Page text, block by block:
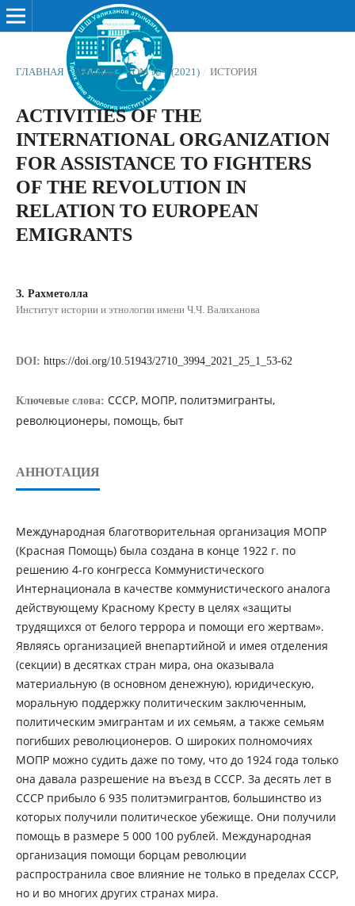
ГЛАВНАЯ / АРХИВЫ / ТОМ № 1 (2021) / ИСТОРИЯ
ACTIVITIES OF THE
INTERNATIONAL ORGANIZATION
FOR ASSISTANCE TO FIGHTERS
OF THE REVOLUTION IN
RELATION TO EUROPEAN
EMIGRANTS
З. Рахметолла
Институт истории и этнологии имени Ч.Ч. Валиханова
DOI: https://doi.org/10.51943/2710_3994_2021_25_1_53-62
Ключевые слова: СССР, МОПР, политэмигранты,
революционеры, помощь, быт
АННОТАЦИЯ
Международная благотворительная организация МОПР
(Красная Помощь) была создана в конце 1922 г. по
решению 4-го конгресса Коммунистического
Интернационала в качестве коммунистического аналога
действующему Красному Кресту в целях «защиты
трудящихся от белого террора и помощи его жертвам».
Являясь организацией внепартийной и имея отделения
(секции) в десятках стран мира, она оказывала
материальную (в основном денежную), юридическую,
моральную поддержку политическим заключенным,
политическим эмигрантам и их семьям, а также семьям
погибших революционеров. О широких полномочиях
МОПР можно судить даже по тому, что до 1924 года только
она давала разрешение на въезд в СССР. За десять лет в
СССР прибыло 6 935 политэмигрантов, большинство из
которых получили политическое убежище. Они получили
помощь в размере 5 000 100 рублей. Международная
организация помощи борцам революции
распространила свое влияние не только в пределах СССР,
но и во многих других странах мира.